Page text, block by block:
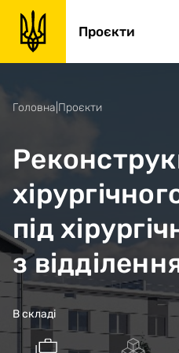
Проєкти
Головна Проєкти
під
з
екстреної
допомоги
В складі